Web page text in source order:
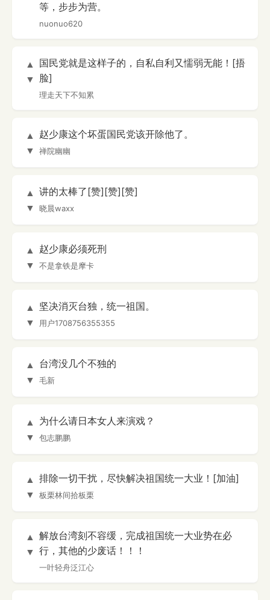
等，步步为营。
nuonuo620
▲
▼
国民党就是这样子的，自私自利又懦弱无能！[捂
脸]
理走天下不知累
▲
▼
赵少康这个坏蛋国民党该开除他了。
禅院幽幽
▲
▼
讲的太棒了[赞][赞][赞]
晓晨waxx
▲
▼
赵少康必须死刑
不是拿铁是摩卡
▲
▼
坚决消灭台独，统一祖国。
用户1708756355355
▲
▼
台湾没几个不独的
毛新
▲
▼
为什么请日本女人来演戏？
包志鹏鹏
▲
▼
排除一切干扰，尽快解决祖国统一大业！[加油]
板栗林间拾板栗
▲
▼
解放台湾刻不容缓，完成祖国统一大业势在必
行，其他的少废话！！！
一叶轻舟泛江心